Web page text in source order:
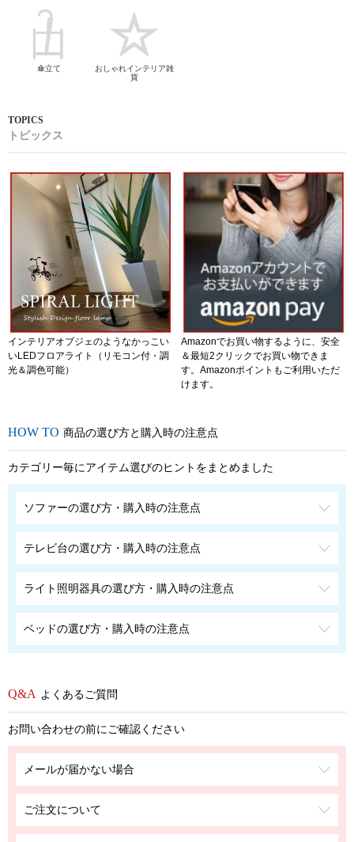
傘立て
おしゃれインテリア雑
貨
トピックス
インテリアオブジェのようなかっこい
いLEDフロアライト（リモコン付・調
光＆調色可能）
Amazonでお買い物するように、安全
＆最短2クリックでお買い物できま
す。Amazonポイントもご利用いただ
けます。
商品の選び方と購入時の注意点
カテゴリー毎にアイテム選びのヒントをまとめました
ソファーの選び方・購入時の注意点
テレビ台の選び方・購入時の注意点
ライト照明器具の選び方・購入時の注意点
ベッドの選び方・購入時の注意点
よくあるご質問
お問い合わせの前にご確認ください
メールが届かない場合
ご注文について